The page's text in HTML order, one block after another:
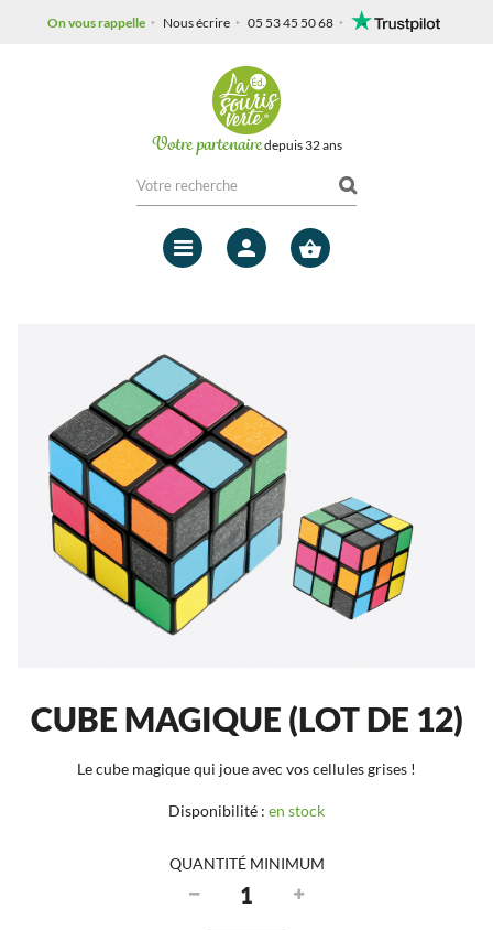
On vous rappelle Nous écrire 05 53 45 50 68
Votre partenairedepuis 32 ans
Mon
CUBE MAGIQUE (LOT DE 12)
Le cube magique qui joue avec vos cellules grises !
Disponibilité : en stock
QUANTITÉ MINIMUM